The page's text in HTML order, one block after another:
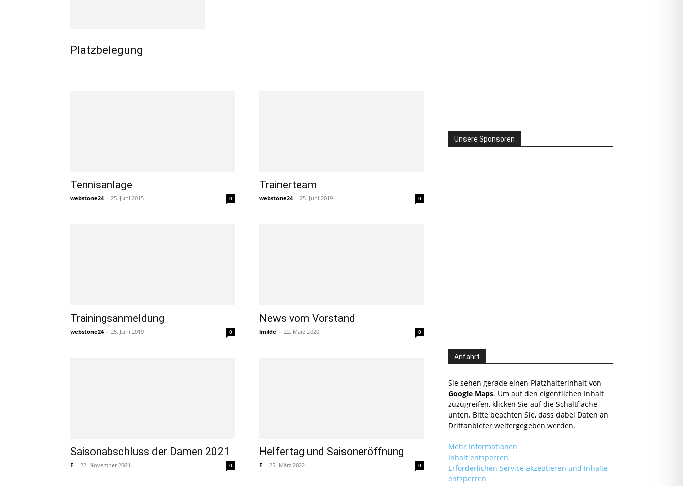
Platzbelegung
Tennisanlage
webstone24 - 25. Juni 2015 0
Trainerteam
webstone24 - 25. Juni 2019 0
Trainingsanmeldung
webstone24 - 25. Juni 2019 0
News vom Vorstand
lmilde - 22. März 2020 0
Saisonabschluss der Damen 2021
F - 22. November 2021 0
Helfertag und Saisoneröffnung
F - 25. März 2022 0
Unsere Sponsoren
Anfahrt
Sie sehen gerade einen Platzhalterinhalt von
Google Maps. Um auf den eigentlichen Inhalt
zuzugreifen, klicken Sie auf die Schaltfläche
unten. Bitte beachten Sie, dass dabei Daten an
Drittanbieter weitergegeben werden.
Mehr Informationen
Inhalt entsperren
Erforderlichen Service akzeptieren und Inhalte
entsperren